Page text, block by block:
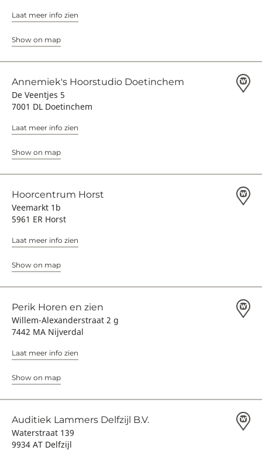
Laat meer info zien
Show on map
Annemiek's Hoorstudio Doetinchem
De Veentjes 5
7001 DL Doetinchem
Laat meer info zien
Show on map
Hoorcentrum Horst
Veemarkt 1b
5961 ER Horst
Laat meer info zien
Show on map
Perik Horen en zien
Willem-Alexanderstraat 2 g
7442 MA Nijverdal
Laat meer info zien
Show on map
Auditiek Lammers Delfzijl B.V.
Waterstraat 139
9934 AT Delfzijl